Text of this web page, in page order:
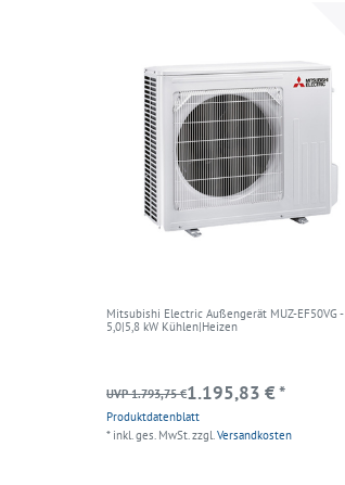
Mitsubishi Electric Außengerät MUZ-EF50VG -
5,0|5,8 kW Kühlen|Heizen
Produktdatenblatt
UVP 1.793,75 €1.195,83 € *
* inkl. ges. MwSt.zzgl.Versandkosten